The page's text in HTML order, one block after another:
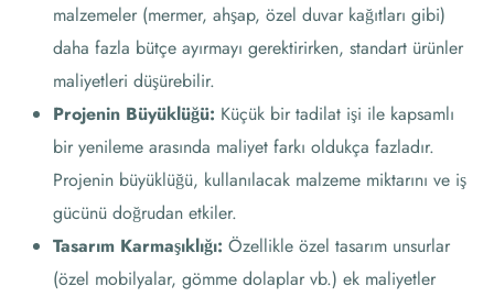
malzemeler (mermer, ahşap, özel duvar kağıtları gibi)
daha fazla bütçe ayırmayı gerektirirken, standart ürünler
maliyetleri düşürebilir.
Projenin Büyüklüğü: Küçük bir tadilat işi ile kapsamlı
bir yenileme arasında maliyet farkı oldukça fazladır.
Projenin büyüklüğü, kullanılacak malzeme miktarını ve iş
gücünü doğrudan etkiler.
Tasarım Karmaşıklığı: Özellikle özel tasarım unsurlar
(özel mobilyalar, gömme dolaplar vb.) ek maliyetler